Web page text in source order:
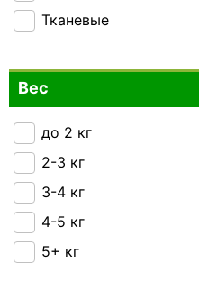
Semi Line
Swissbrand
Tucano
V&V Travel
VIF
Worldline
Echolac
Carlton
Тканевые
Вес
до 2 кг
2-3 кг
3-4 кг
4-5 кг
5+ кг